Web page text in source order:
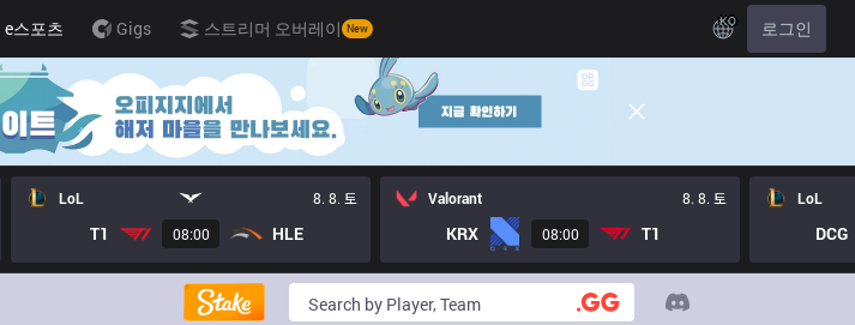
e스포츠 Gigs 스트리머 오버레이 New KO 로그인
LoL 8. 8. 토
T1 08:00 HLE
Valorant 8. 8. 토
KRX 08:00 T1
LoL
DCG